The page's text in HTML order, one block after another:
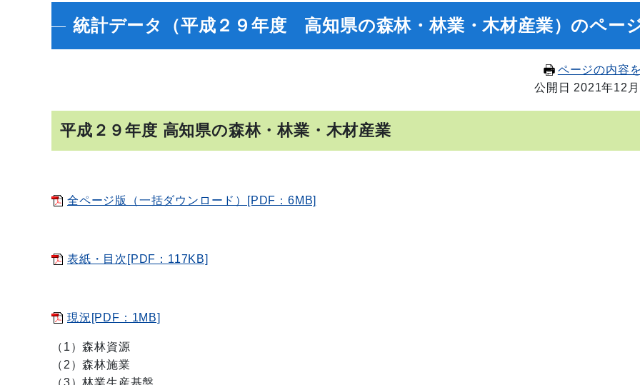
統計データ（平成２９年度 高知県の森林・林業・木材産業）のペー
ページの内容
公開日 2021年12
平成２９年度 高知県の森林・林業・木材産業
全ページ版（一括ダウンロード）[PDF：6MB]
表紙・目次[PDF：117KB]
現況[PDF：1MB]
（1）森林資源
（2）森林施業
（3）林業生産基盤